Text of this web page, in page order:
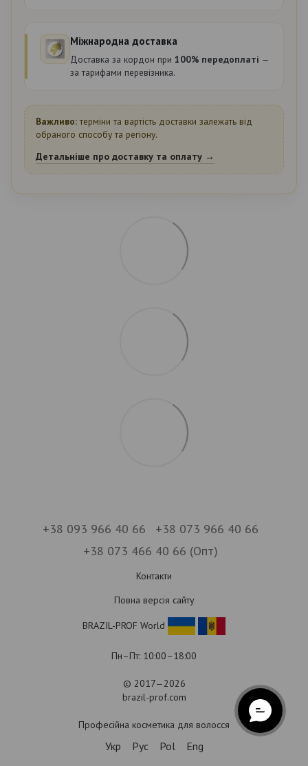
Міжнародна доставка
Доставка за кордон при 100% передоплаті —
за тарифами перевізника.
Важливо:терміни та вартість доставки залежать від
обраного способу та регіону.
Детальніше про доставку та оплату →
+38 093 966 40 66
+38 073 966 40 66
+38 073 466 40 66 (Опт)
Контакти
Повна версія сайту
BRAZIL-PROF World
Пн–Пт: 10:00–18:00
© 2017—2026
brazil-prof.com
Професійна косметика для волосся
Укр Рус Pol Eng